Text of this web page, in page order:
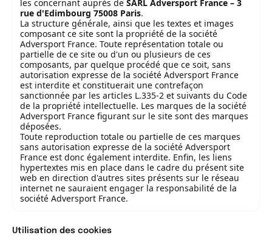
les concernant auprès de SARL Adversport France – 3
rue d'Edimbourg 75008 Paris.
La structure générale, ainsi que les textes et images
composant ce site sont la propriété de la société
Adversport France. Toute représentation totale ou
partielle de ce site ou d'un ou plusieurs de ces
composants, par quelque procédé que ce soit, sans
autorisation expresse de la société Adversport France
est interdite et constituerait une contrefaçon
sanctionnée par les articles L.335-2 et suivants du Code
de la propriété intellectuelle. Les marques de la société
Adversport France figurant sur le site sont des marques
déposées.
Toute reproduction totale ou partielle de ces marques
sans autorisation expresse de la société Adversport
France est donc également interdite. Enfin, les liens
hypertextes mis en place dans le cadre du présent site
web en direction d'autres sites présents sur le réseau
internet ne sauraient engager la responsabilité de la
société Adversport France.
Utilisation des cookies